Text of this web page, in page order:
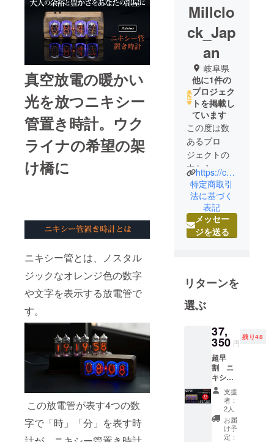
真空放電の暖かい
光を放つニキシー
管置き時計。ウク
ライナの希望の架
け橋に
ニキシー管とは、ノスタル
ジックなオレンジ色の数字
や文字を表示する放電管で
す。
この放電管が表す4つの数
字で「時」「分」を表す時
Millclo
ck_Jap
an
岐阜県
他に1件の
プロジェク
トを掲載し
ています
この度は数
あるプロ
ジェクトの
中から、
「ニキシー
管置き時
計」をご覧
いただきあ
りがとうご
以来、ソー
ダ灰などの
ガラス原料
専門商社で
あるChemic
は、ほんと
うに歴史的
価値がある
ものは、こ
れからも伝
え日本の皆
様にも知っ
https://chemic.jp/
特定商取引
法に基づく
表記
メッセー
ジを送る
リターンを
選ぶ
37,
350 円
残り48
超早
割 ニ
キシー
管置き
時計1個
（税込
み・送
料無
料）
支援
者：
2人
お届
け予
定：